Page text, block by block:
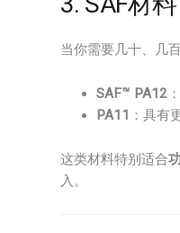
当你需要几十、几
SAF™ PA12
PA11 ：具有
这类材料特别适合
入。